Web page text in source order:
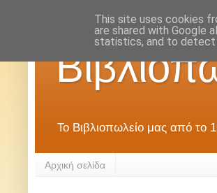
Το Βιβλιοπωλείο μας από το
Αρχική σελίδα
This site uses cookies
are shared with Google
statistics, and to detect